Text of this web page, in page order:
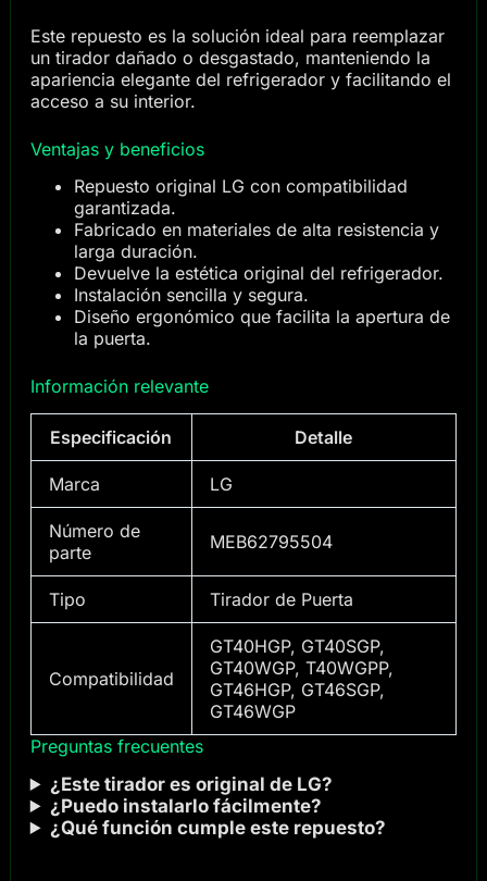
Este repuesto es la solución ideal para reemplazar
un tirador dañado o desgastado, manteniendo la
apariencia elegante del refrigerador y facilitando el
acceso a su interior.
Ventajas y beneficios
Repuesto original LG con compatibilidad
garantizada.
Fabricado en materiales de alta resistencia y
larga duración.
Devuelve la estética original del refrigerador.
Instalación sencilla y segura.
Diseño ergonómico que facilita la apertura de
la puerta.
Información relevante
Especificación Detalle
Marca LG
Número de
parte
MEB62795504
Tipo Tirador de Puerta
Compatibilidad
GT40HGP, GT40SGP,
GT40WGP, T40WGPP,
GT46HGP, GT46SGP,
GT46WGP
Preguntas frecuentes
¿Este tirador es original de LG?
¿Puedo instalarlo fácilmente?
¿Qué función cumple este repuesto?